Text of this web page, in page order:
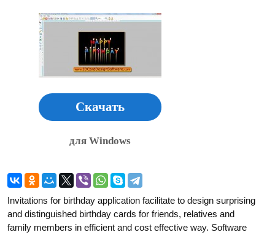
Скачать
для Windows
Invitations for birthday application facilitate to design surprising
and distinguished birthday cards for friends, relatives and
family members in efficient and cost effective way. Software